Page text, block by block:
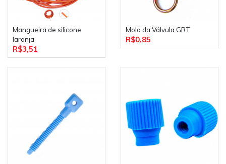
Mangueira de silicone
laranja
R$3,51
Mola da Válvula GRT
R$0,85